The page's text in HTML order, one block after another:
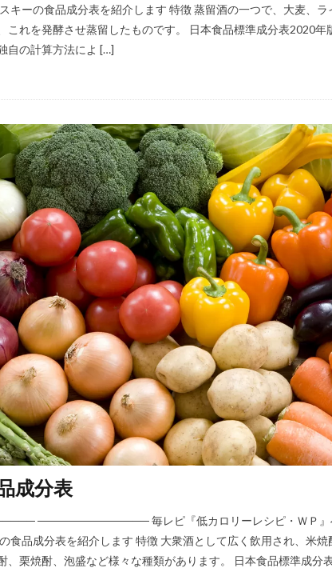
キーの食品成分表を紹介します 特徴 蒸留酒の一つで、大麦、
これを発酵させ蒸留したものです。 日本食品標準成分表2020
自の計算方法によ […]
成分表
────────────── 毎レピ『低カロリーレシピ・ＷＰ』
食品成分表を紹介します 特徴 大衆酒として広く飲用され、米
、栗焼酎、泡盛など様々な種類があります。 日本食品標準成分